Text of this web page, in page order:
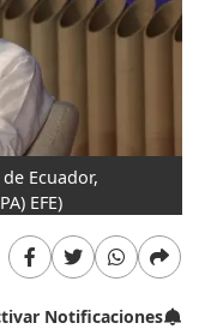
Ecuador,
EFE)
Notificaciones